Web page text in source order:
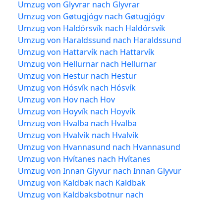
Umzug von Glyvrar nach Glyvrar
Umzug von Gøtugjógv nach Gøtugjógv
Umzug von Haldórsvík nach Haldórsvík
Umzug von Haraldssund nach Haraldssund
Umzug von Hattarvík nach Hattarvík
Umzug von Hellurnar nach Hellurnar
Umzug von Hestur nach Hestur
Umzug von Hósvík nach Hósvík
Umzug von Hov nach Hov
Umzug von Hoyvík nach Hoyvík
Umzug von Hvalba nach Hvalba
Umzug von Hvalvík nach Hvalvík
Umzug von Hvannasund nach Hvannasund
Umzug von Hvítanes nach Hvítanes
Umzug von Innan Glyvur nach Innan Glyvur
Umzug von Kaldbak nach Kaldbak
Umzug von Kaldbaksbotnur nach